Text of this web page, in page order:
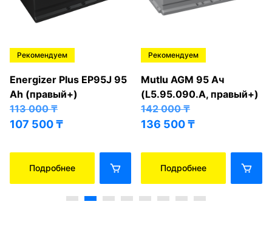
Рекомендуем
Energizer Plus EP95J 95
Ah (правый+)
113 000₸
107 500₸
Подробнее
Рекомендуем
Mutlu AGM 95 Ач
(L5.95.090.A, правый+)
142 000₸
136 500₸
Подробнее